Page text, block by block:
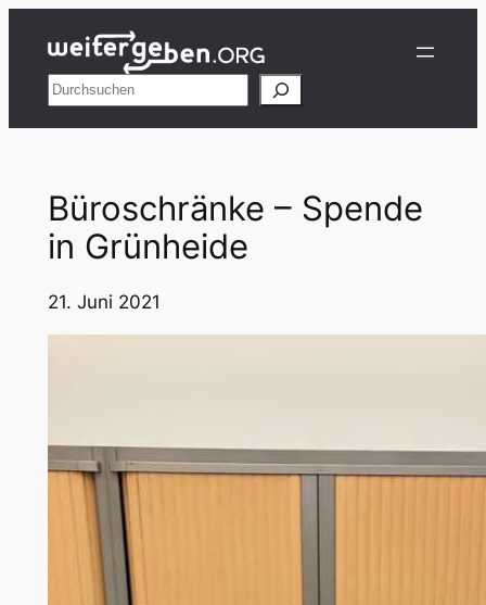
Inhalt
springenSuchen
Büroschränke – Spende
in Grünheide
21. Juni 2021